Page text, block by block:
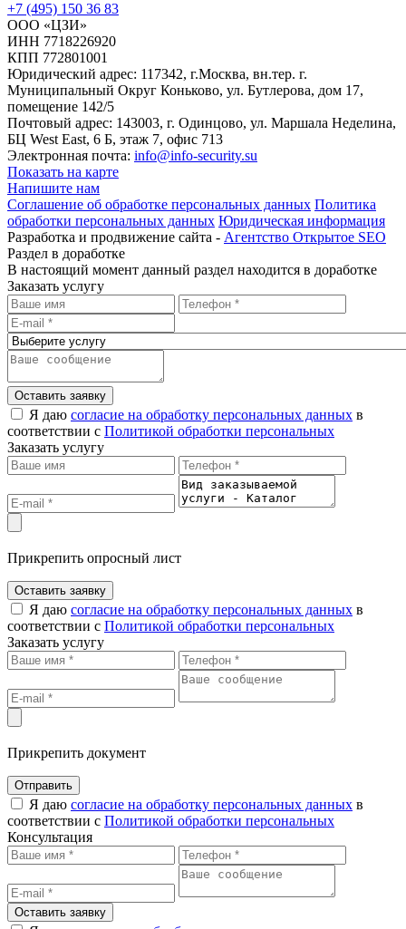
+7 (495) 150 36 83
ООО «ЦЗИ»
ИНН 7718226920
КПП 772801001
Юридический адрес: 117342, г.Москва, вн.тер. г.
Муниципальный Округ Коньково, ул. Бутлерова, дом 17,
помещение 142/5
Почтовый адрес: 143003, г. Одинцово, ул. Маршала Неделина,
БЦ West East, 6 Б, этаж 7, офис 713
Электронная почта: info@info-security.su
Показать на карте
Напишите нам
Соглашение об обработке персональных данных Политика
обработки персональных данных Юридическая информация
Разработка и продвижение сайта - Агентство Открытое SEO
Раздел в доработке
В настоящий момент данный раздел находится в доработке
Заказать услугу
Оставить заявку
Я даю согласие на обработку персональных данных в
соответствии с Политикой обработки персональных
Заказать услугу
Прикрепить опросный лист
Оставить заявку
Я даю согласие на обработку персональных данных в
соответствии с Политикой обработки персональных
Заказать услугу
Прикрепить документ
Отправить
Я даю согласие на обработку персональных данных в
соответствии с Политикой обработки персональных
Консультация
Оставить заявку